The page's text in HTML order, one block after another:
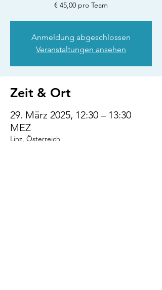
€ 45,00 pro Team
Anmeldung abgeschlossen
Veranstaltungen ansehen
Zeit & Ort
29. März 2025, 12:30 – 13:30
MEZ
Linz, Österreich